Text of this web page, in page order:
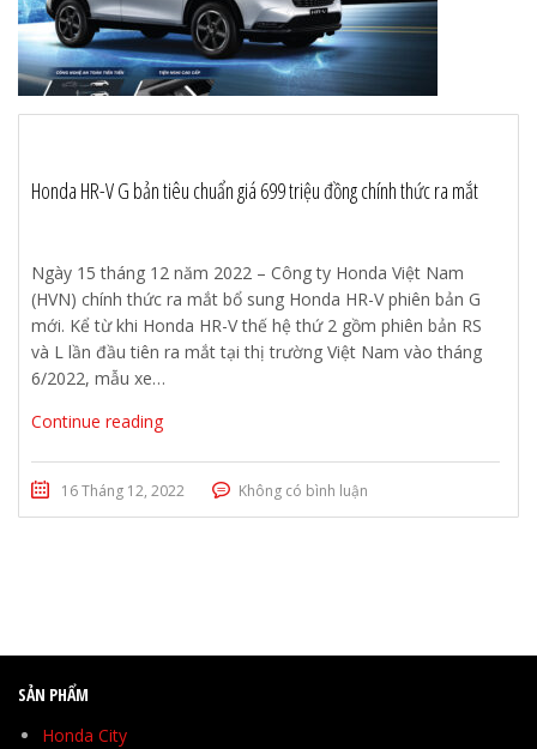
Honda HR-V G bản tiêu chuẩn giá 699 triệu đồng chính thức ra mắt
Ngày 15 tháng 12 năm 2022 – Công ty Honda Việt Nam
(HVN) chính thức ra mắt bổ sung Honda HR-V phiên bản G
mới. Kể từ khi Honda HR-V thế hệ thứ 2 gồm phiên bản RS
và L lần đầu tiên ra mắt tại thị trường Việt Nam vào tháng
6/2022, mẫu xe…
Continue reading
16 Tháng 12, 2022 Không có bình luận
SẢN PHẨM
Honda City